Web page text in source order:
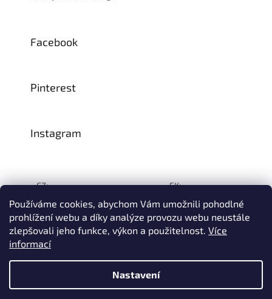
Používáme cookies, abychom Vám umožnili pohodlné
prohlížení webu a díky analýze provozu webu neustále
zlepšovali jeho funkce, výkon a použitelnost. Více
informací
Nastavení
Na přelomu července a srpna může dojít k určitému zpoždění
dodávek zboží do našeho skladu, a tím i k prodloužení termínu
Facebook
Pinterest
Instagram
CZ: SK:
Vytvořil Shoptet
© 1993–2026INTEA SERVICE s.r.o.Všechna práva vyhrazena.